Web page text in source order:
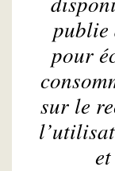
publie
pour
sur le